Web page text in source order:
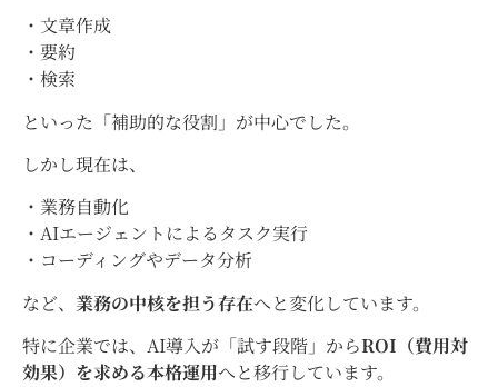
・文章作成
・要約
・検索
といった「補助的な役割」が中心でした。
しかし現在は、
・業務自動化
・AIエージェントによるタスク実行
・コーディングやデータ分析
など、 業務の中核を担う存在へと変化しています。
特に企業では、AI導入が「試す段階」からROI（費用対
効果）を求める本格運用へと移行しています。